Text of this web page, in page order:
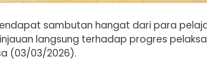
sambutan hangat dari para
langsung terhadap progres
(03/03/2026).